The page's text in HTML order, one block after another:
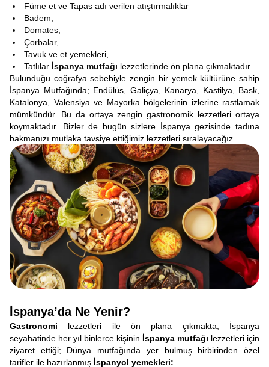
Füme et ve Tapas adı verilen atıştırmalıklar
Badem,
Domates,
Çorbalar,
Tavuk ve et yemekleri,
Tatlılar İspanya mutfağı lezzetlerinde ön plana çıkmaktadır.
Bulunduğu coğrafya sebebiyle zengin bir yemek kültürüne sahip
İspanya Mutfağında; Endülüs, Galiçya, Kanarya, Kastilya, Bask,
Katalonya, Valensiya ve Mayorka bölgelerinin izlerine rastlamak
mümkündür. Bu da ortaya zengin gastronomik lezzetleri ortaya
koymaktadır. Bizler de bugün sizlere İspanya gezisinde tadına
bakmanızı mutlaka tavsiye ettiğimiz lezzetleri sıralayacağız.
İspanya’da Ne Yenir?
Gastronomi lezzetleri ile ön plana çıkmakta; İspanya
seyahatinde her yıl binlerce kişinin İspanya mutfağı lezzetleri için
ziyaret ettiği; Dünya mutfağında yer bulmuş birbirinden özel
tarifler ile hazırlanmış İspanyol yemekleri: